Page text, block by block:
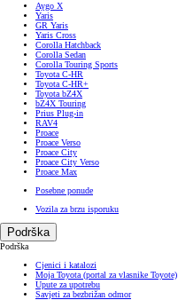
Aygo X
Yaris
GR Yaris
Yaris Cross
Corolla Hatchback
Corolla Sedan
Corolla Touring Sports
Toyota C-HR
Toyota C-HR+
Toyota bZ4X
bZ4X Touring
Prius Plug-in
RAV4
Proace
Proace Verso
Proace City
Proace City Verso
Proace Max
Posebne ponude
Vozila za brzu isporuku
Podrška
Podrška
Cjenici i katalozi
Moja Toyota (portal za vlasnike Toyote)
Upute za upotrebu
Savjeti za bezbrižan odmor